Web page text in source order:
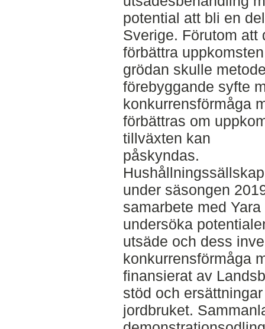
potential att bli en
Sverige. Förutom att
förbättra
grödan skulle
förebyggande syfte
konkurrensförmåga
förbättras om
tillväxten kan
påskyndas.
under säsongen
samarbete med
undersöka
utsäde och dess
konkurrensförmåga
finansierat av
stöd och
jordbruket.